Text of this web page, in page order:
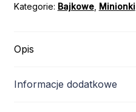
/
Kategorie: Bajkowe, Minionki
Opis
Informacje dodatkowe